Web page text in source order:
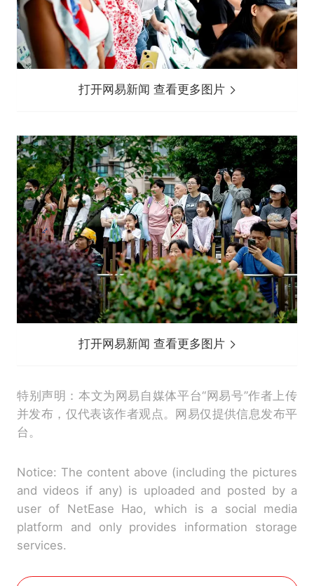
打开网易新闻 查看更多图片
打开网易新闻 查看更多图片
特别声明：本文为网易自媒体平台“网易号”作者上传
并发布，仅代表该作者观点。网易仅提供信息发布平
台。
Notice: The content above (including the pictures
and videos if any) is uploaded and posted by a
user of NetEase Hao, which is a social media
platform and only provides information storage
services.